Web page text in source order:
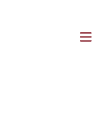
Menü